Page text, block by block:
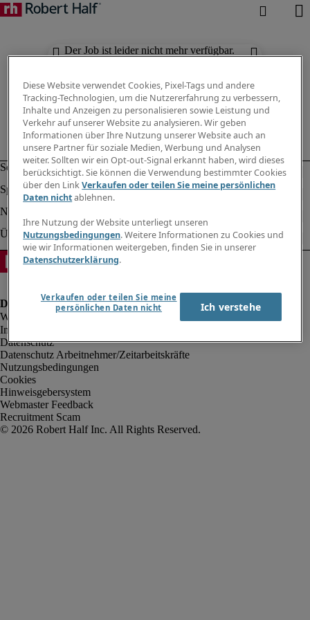
Der Job ist leider nicht mehr verfügbar.
Impressum
Datenschutz
Datenschutz Arbeitnehmer/Zeitarbeitskräfte
Nutzungsbedingungen
Cookies
Hinweisgebersystem
Webmaster Feedback
Recruitment Scam
Diese Website verwendet Cookies, Pixel-Tags und andere
Tracking-Technologien, um die Nutzererfahrung zu verbessern,
Inhalte und Anzeigen zu personalisieren sowie Leistung und
Verkehr auf unserer Website zu analysieren. Wir geben
Informationen über Ihre Nutzung unserer Website auch an
unsere Partner für soziale Medien, Werbung und Analysen
weiter. Sollten wir ein Opt-out-Signal erkannt haben, wird dieses
berücksichtigt. Sie können die Verwendung bestimmter Cookies
über den LinkVerkaufen oder teilen Sie meine persönlichen
Daten nichtablehnen.
Ihre Nutzung der Website unterliegt unseren
Nutzungsbedingungen. Weitere Informationen zu Cookies und
wie wir Informationen weitergeben, finden Sie in unserer
Datenschutzerklärung.
Verkaufen oder teilen Sie meine
persönlichen Daten nicht
Ich verstehe